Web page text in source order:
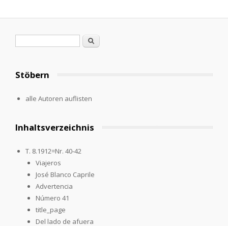
Search
Stöbern
alle Autoren auflisten
Inhaltsverzeichnis
T. 8.1912=Nr. 40-42
Viajeros
José Blanco Caprile
Advertencia
Número 41
title_page
Del lado de afuera